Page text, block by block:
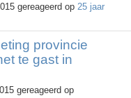
gereageerd op 25 jaar
provincie
te gast in
gereageerd op